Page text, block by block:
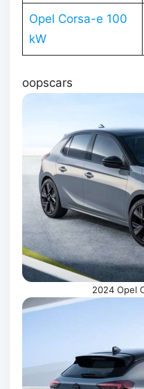
Opel Corsa-e 100
kW
oopscars
2024 Opel